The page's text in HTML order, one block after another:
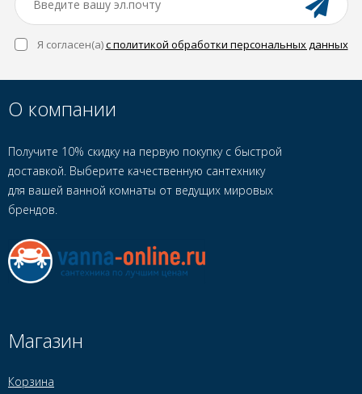
Я согласен(a)с политикой обработки персональных данных
О компании
Получите 10% скидку на первую покупку с быстрой
доставкой. Выберите качественную сантехнику
для вашей ванной комнаты от ведущих мировых
брендов.
Магазин
Корзина